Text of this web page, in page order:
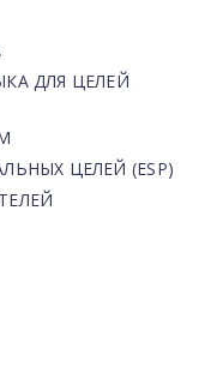
ДЛЯ ЦЕЛЕЙ
ЦЕЛЕЙ (ESP)